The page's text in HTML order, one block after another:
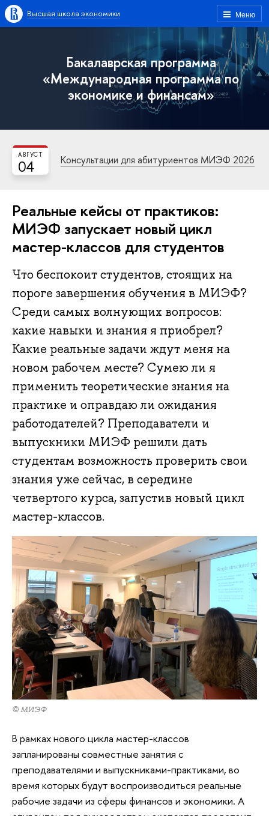
Меню
Высшая школа экономики
Бакалаврская программа
«Международная программа по
экономике и финансам»
04
АВГУСТ Консультации для абитуриентов МИЭФ 2026
Реальные кейсы от практиков:
МИЭФ запускает новый цикл
мастер-классов для студентов
Что беспокоит студентов, стоящих на
пороге завершения обучения в МИЭФ?
Среди самых волнующих вопросов:
какие навыки и знания я приобрел?
Какие реальные задачи ждут меня на
новом рабочем месте? Сумею ли я
применить теоретические знания на
практике и оправдаю ли ожидания
работодателей? Преподаватели и
выпускники МИЭФ решили дать
студентам возможность проверить свои
знания уже сейчас, в середине
четвертого курса, запустив новый цикл
мастер-классов.
© МИЭФ
В рамках нового цикла мастер-классов
запланированы совместные занятия с
преподавателями и выпускниками-практиками, во
время которых будут воспроизводиться реальные
рабочие задачи из сферы финансов и экономики. А